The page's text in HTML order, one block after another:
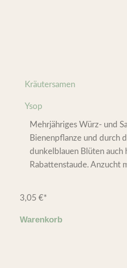
Kräutersamen
Ysop
Mehrjähriges Würz- und
Bienenpflanze und durch
dunkelblauen Blüten auch
Rabattenstaude. Anzucht
3,05 €*
Warenkorb